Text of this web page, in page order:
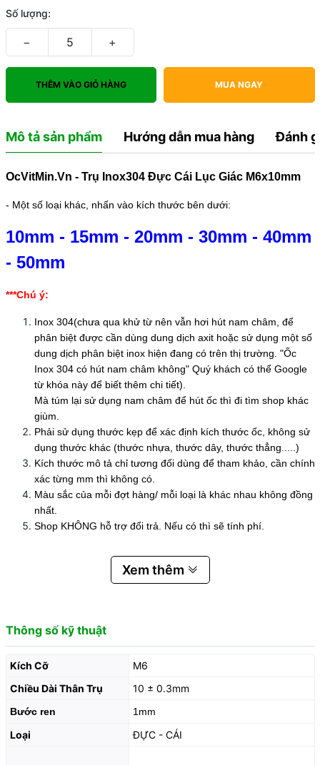
Số lượng:
− +
THÊM VÀO GIỎ HÀNG MUA NGAY
Mô tả sản phẩm Hướng dẫn mua hàng Đánh
OcVitMin.Vn - Trụ Inox304 Đực Cái Lục Giác M6x10mm
- Một số loại khác, nhấn vào kích thước bên dưới:
10mm - 15mm - 20mm - 30mm - 40mm
- 50mm
***Chú ý:
Inox 304(chưa qua khử từ nên vẫn hơi hút nam châm, để
phân biệt được cần dùng dung dịch axit hoặc sử dụng một số
dung dịch phân biệt inox hiện đang có trên thị trường. "Ốc
Inox 304 có hút nam châm không" Quý khách có thể Google
từ khóa này để biết thêm chi tiết).
Mà túm lại sử dụng nam châm để hút ốc thì đi tìm shop khác
giùm.
Phải sử dụng thước kẹp để xác định kích thước ốc, không sử
dụng thước khác (thước nhựa, thước dây, thước thẳng.....)
Kích thước mô tả chỉ tương đối dùng để tham khảo, cần chính
xác từng mm thì không có.
Màu sắc của mỗi đợt hàng/ mỗi loại là khác nhau không đồng
nhất.
Shop KHÔNG hỗ trợ đổi trả. Nếu có thì sẽ tính phí.
Xem thêm
Thông số kỹ thuật
Kích Cỡ
M6
Chiều Dài Thân Trụ
10 ± 0.3mm
Bước ren 1mm
Loại ĐỰC - CÁI